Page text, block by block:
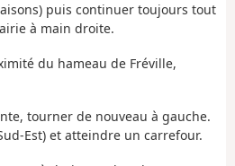
puis continuer toujours tout
à main droite.
du hameau de Fréville,
tourner de nouveau à gauche.
Est) et atteindre un carrefour.